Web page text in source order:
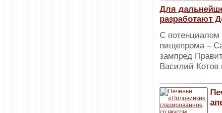
Для
разработают
С потенциалом
пищепрома –
зампред
Василий Котов